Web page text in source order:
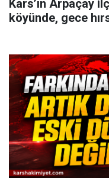
Kars’ın Arpaçay
köyünde, gece